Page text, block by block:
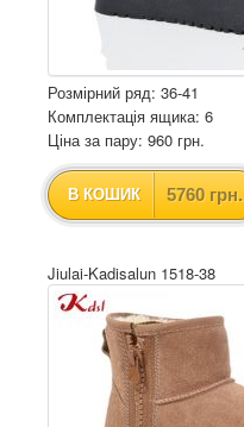
Розмірний ряд: 36-41
Комплектація ящика: 6
Ціна за пару: 960 грн.
В КОШИК 5760 грн.
Jiulai-Kadisalun 1518-38